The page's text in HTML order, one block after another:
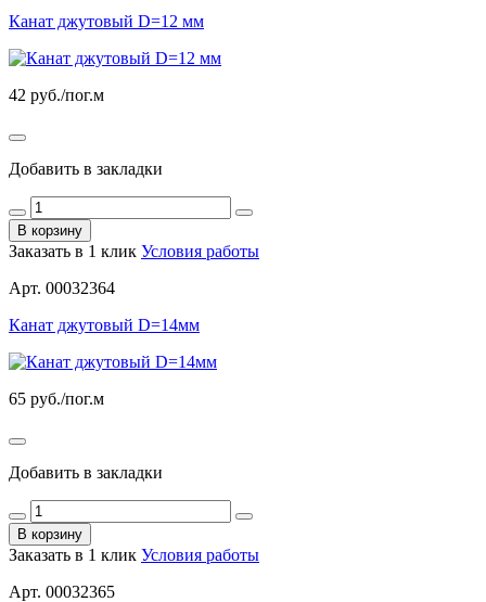
Канат джутовый D=12 мм
42 руб./пог.м
Добавить в закладки
В корзину
Заказать в 1 клик Условия работы
Арт. 00032364
Канат джутовый D=14мм
65 руб./пог.м
Добавить в закладки
В корзину
Заказать в 1 клик Условия работы
Арт. 00032365